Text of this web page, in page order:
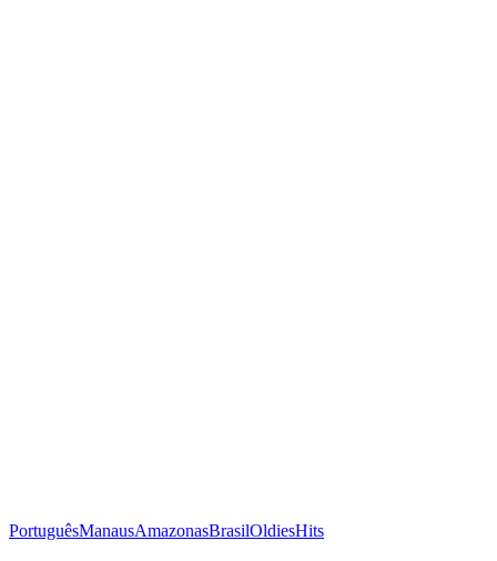
PortuguêsManausAmazonasBrasilOldiesHits